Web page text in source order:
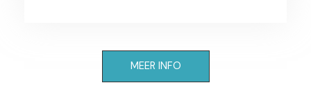
MEER INFO